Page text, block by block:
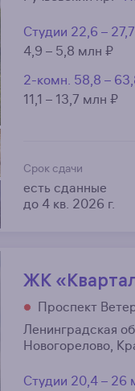
Студии 22,6 –
4,9 – 5,8 млн ₽
2-комн. 58,8 –
11,1 – 13,7 млн ₽
Срок сдачи
есть сданные
до 4 кв. 2026 г.
ЖК
Проспект
Ленинградская
Новогорелово,
Студии 20,4 – 26